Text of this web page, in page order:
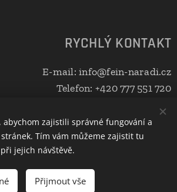
Do košíku
RYCHLÝ KONTAKT
E-mail: info@fein-naradi.cz
Telefon: +420 777 551 720
Cookies
abychom zajistili správné fungování a
Tím vám můžeme zajistit tu
jejich návštěvě.
Přijmout vše